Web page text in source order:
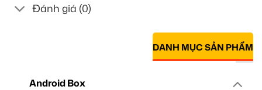
Đánh giá (0)
DANH MỤC SẢN PHẨM
Android Box